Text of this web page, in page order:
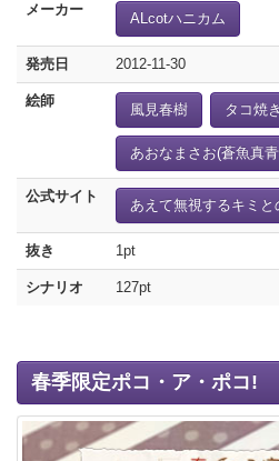
メーカー
ALcotハニカム
発売日 2012-11-30
絵師
風見春樹 タコ焼き
あおなまさお(蒼魚真
公式サイト
あえて無視するキミ
抜き 1pt
シナリオ 127pt
春季限定ポコ・ア・ポコ!